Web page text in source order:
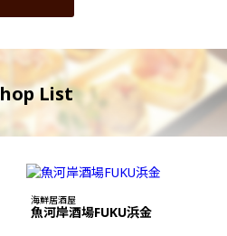
海鮮居酒屋
魚河岸酒場FUKU浜金